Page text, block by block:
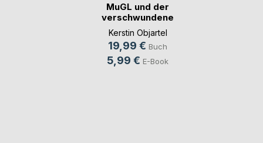
MuGL und der
verschwundene
Kater
Kerstin Objartel
19,99 € Buch
5,99 € E-Book